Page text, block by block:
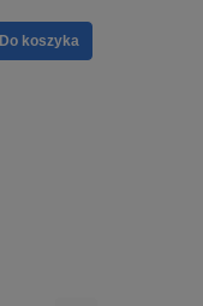
Do koszyka